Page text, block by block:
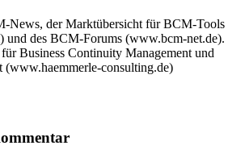
News, der Marktübersicht für BCM-Tools
und des BCM-Forums (www.bcm-net.de).
Business Continuity Management und
(www.haemmerle-consulting.de)